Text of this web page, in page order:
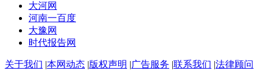
大河网
河南一百度
大豫网
时代报告网
关于我们 本网动态 版权声明 广告服务 联系我们 法律顾问